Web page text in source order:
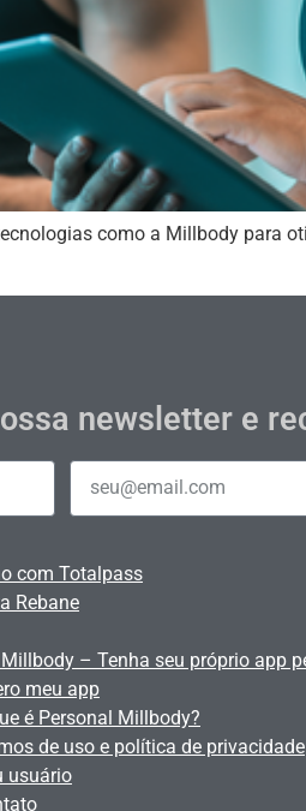
como a Millbody para
newsletter e
com Totalpass
Rebane
– Tenha seu próprio app
meu app
é Personal Millbody?
de uso e política de privacidade
usuário